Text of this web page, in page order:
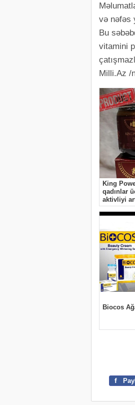
və nəfəs
Bu
vitamini
Milli.Az /
f